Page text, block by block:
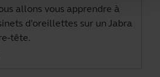
allons vous apprendre à
d'oreillettes sur un Jabra
tête.